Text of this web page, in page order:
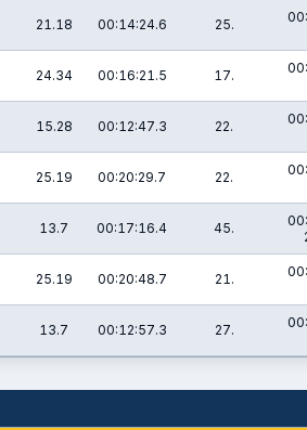
21.18 00:14:24.6 25.
24.34 00:16:21.5 17.
15.28 00:12:47.3 22.
25.19 00:20:29.7 22.
13.7 00:17:16.4 45.
25.19 00:20:48.7 21.
13.7 00:12:57.3 27.